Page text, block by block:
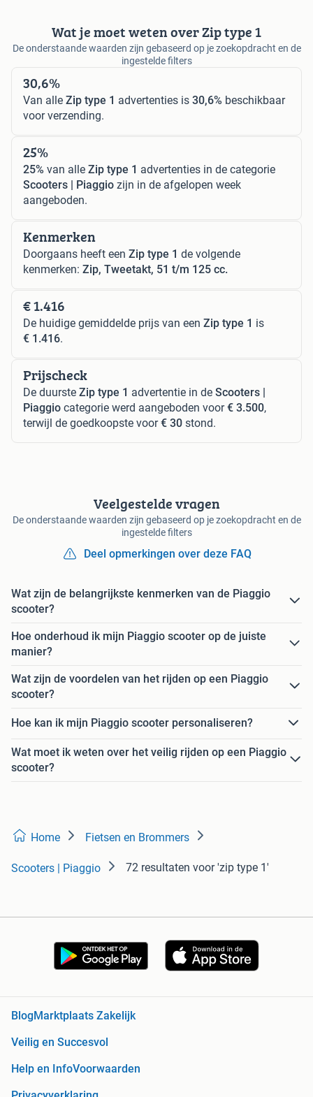
Wat je moet weten over Zip type 1
De onderstaande waarden zijn gebaseerd op je zoekopdracht en de
ingestelde filters
30,6%
Van alle Zip type 1 advertenties is 30,6% beschikbaar
voor verzending.
25%
25% van alle Zip type 1 advertenties in de categorie
Scooters | Piaggio zijn in de afgelopen week
aangeboden.
Kenmerken
Doorgaans heeft een Zip type 1 de volgende
kenmerken: Zip, Tweetakt, 51 t/m 125 cc.
€ 1.416
De huidige gemiddelde prijs van een Zip type 1 is
€ 1.416.
Prijscheck
De duurste Zip type 1 advertentie in de Scooters |
Piaggio categorie werd aangeboden voor€ 3.500,
terwijl de goedkoopste voor€ 30 stond.
Veelgestelde vragen
De onderstaande waarden zijn gebaseerd op je zoekopdracht en de
ingestelde filters
Deel opmerkingen over deze FAQ
Wat zijn de belangrijkste kenmerken van de Piaggio
scooter?
Hoe onderhoud ik mijn Piaggio scooter op de juiste
manier?
Wat zijn de voordelen van het rijden op een Piaggio
scooter?
Hoe kan ik mijn Piaggio scooter personaliseren?
Wat moet ik weten over het veilig rijden op een Piaggio
scooter?
Home Fietsen en Brommers
Scooters | Piaggio 72 resultaten voor 'zip type 1'
BlogMarktplaats Zakelijk
Veilig en Succesvol
Help en InfoVoorwaarden